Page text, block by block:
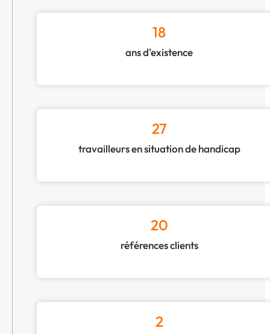
18
ans d'existence
27
travailleurs en situation de handicap
20
références clients
2